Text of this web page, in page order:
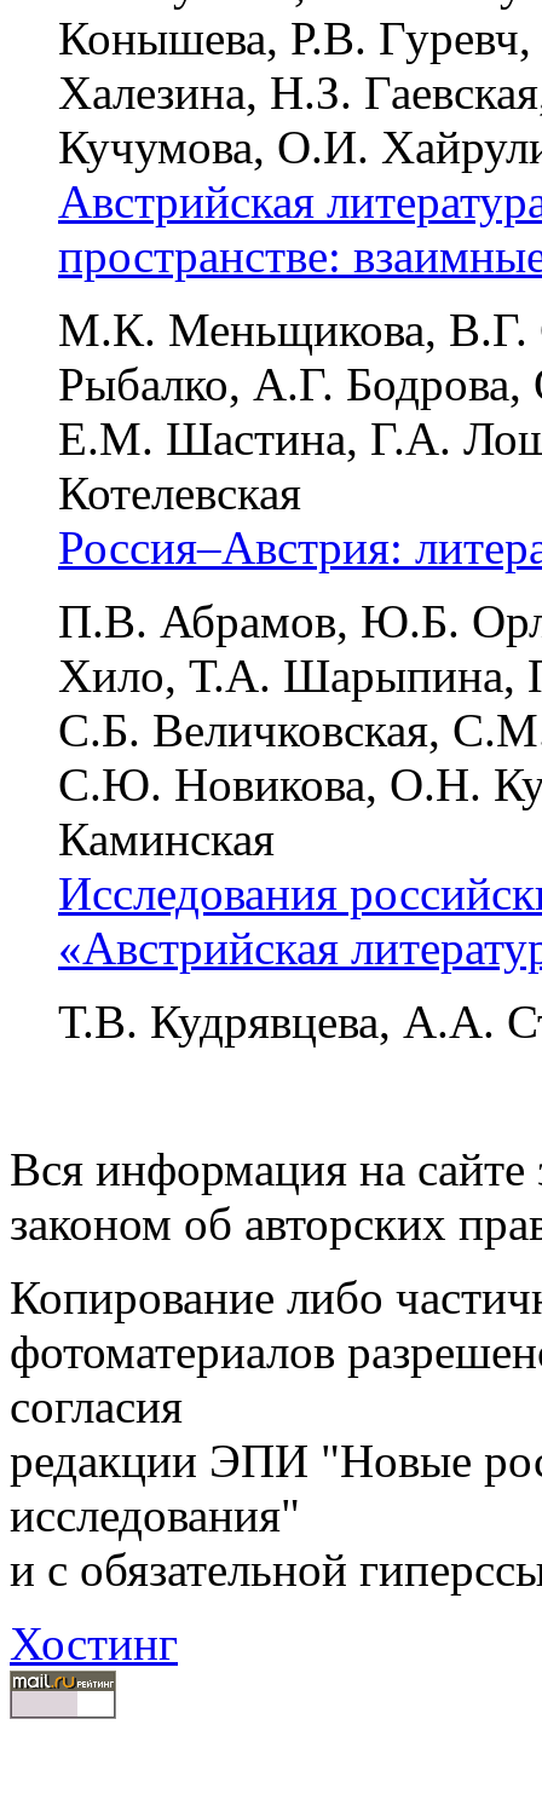
Конышева, Р.В.
Халезина, Н.З.
Кучумова, О.И.
Австрийская
пространстве:
М.К. Меньщикова, В.Г.
Рыбалко, А.Г.
Е.М. Шастина, Г.А.
Котелевская
Россия–Австрия:
П.В. Абрамов, Ю.Б.
Хило, Т.А. Шарыпина,
С.Б. Величковская,
С.Ю. Новикова, О.Н.
Каминская
Исследования
«Австрийская
Т.В. Кудрявцева, А.А.
Вся информация на
законом об авторских
Копирование либо
фотоматериалов
согласия
редакции ЭПИ "Новые
исследования"
и с обязательной
Хостинг